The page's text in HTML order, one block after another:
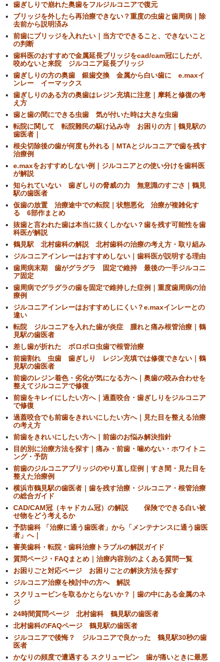
歯ぎしりで崩れた奥歯をフルジルコニアで復元
ブリッジを外したら再治療できない？重度の虫歯と歯周病｜除
去前から説明済み
前歯にブリッジを入れたい｜当方でできること、できないこと
の判断
歯科医のおすすめで金属延長ブリッジをcad/cam冠にしたが、
咬めないと来院 ジルコニア延長ブリッジ
歯ぎしりの方の奥歯 銀歯交換 金属から白い歯に e.maxイ
ンレー イーマックス
歯ぎしりのある方の奥歯はレジン充填に注意｜摩耗と修復の考
え方
歯と歯の間にできる虫歯 気が付いた時は大きな虫歯
転院に関して 転院難民の駆け込み寺 お困りの方｜鶴見駅の
歯医者｜
根尖切除後の歯が何度も外れる｜MTAとジルコニアで歯を残す
治療例
e.maxをおすすめしない例｜ジルコニアとの使い分けを歯科医
が解説
知られていない 歯ぎしりの脅威の力 無意識のすごさ｜鶴見
駅の歯医者
仮歯の放置 治療途中での転院｜状態悪化 治療が複雑化す
る 6部作まとめ
抜歯と言われた歯は本当に抜くしかない？歯を残す可能性を歯
科医が解説
鶴見駅 北村歯科の解説 北村歯科の治療の考え方・取り組み
ジルコニアインレーはおすすめしない｜歯科医が説明する理由
歯周病末期 歯がグラグラ 固定で維持 最後の一手ジルコニ
ア固定
歯周病でグラグラの歯を固定で維持した症例｜重度歯周病の治
療例
ジルコニアインレーはおすすめしにくい？e.maxインレーとの
違い
転院 ジルコニアを入れた歯が炎症 腫れと痛み根管治療｜鶴
見駅の歯医者
差し歯が折れた ボロボロ虫歯で根管治療
前歯割れ 虫歯 歯ぎしり レジン充填では修復できない｜鶴
見駅の歯医者
前歯のレジン着色・劣化が気になる方へ｜奥歯の咬み合わせを
整えてジルコニアで修復
前歯をキレイにしたい方へ｜過蓋咬合・歯ぎしりをジルコニア
で修復
過蓋咬合でも前歯をきれいにしたい方へ｜見た目を整える治療
の考え方
前歯をきれいにしたい方へ｜前歯のお悩み解決指針
目的別に治療方法を探す｜痛み・前歯・噛めない・ホワイトニ
ング・予防
前歯のジルコニアブリッジのやり直し症例｜すき間・見た目を
整えた治療例
横浜市鶴見駅の歯医者｜歯を残す治療・ジルコニア・根管治療
の総合ガイド
CAD/CAM冠（キャドカム冠）の解説 保険でできる白い被
せ物をどう考えるか
予防歯科 「治療に通う歯医者」から「メンテナンスに通う歯医
者」へ｜
審美歯科・転院・歯科治療トラブルの解説ガイド
質問ページ・FAQまとめ｜治療内容別のよくある質問一覧
お困りごと対応ページ お困りごとの解決方法を探す
ジルコニア治療を検討中の方へ 解説
スクリューピンを取るかとらないか？｜歯の中にある金属のネ
ジ
24時間質問ページ 北村歯科 鶴見駅の歯医者
北村歯科のFAQページ 鶴見駅の歯医者
ジルコニアで後悔？ ジルコニアで良かった 鶴見駅30秒の歯
医者
かなりの頻度で遭遇する スクリューピン 歯が痛いときに最悪